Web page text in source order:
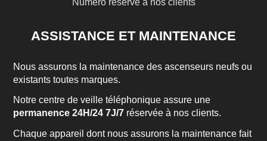
ASSISTANCE ET MAINTENANCE
Nous assurons la maintenance des ascenseurs neufs ou
existants toutes marques.
Notre centre de veille téléphonique assure une
permanence 24H/24 7J/7 réservée à nos clients.
Chaque appareil dont nous assurons la maintenance fait
Numéro réservé à nos clients